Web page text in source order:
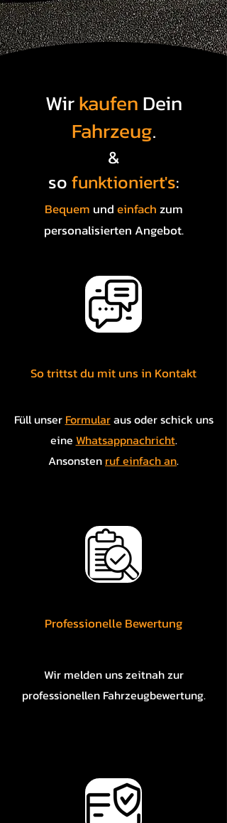
WirkaufenDein
Fahrzeug.
&
sofunktioniert's:
Bequem undeinfachzum
personalisierten Angebot.
So trittst du mit uns in Kontakt
Füll unser Formularaus oder schick uns
eine Whatsappnachricht.
Ansonsten ruf einfach an.
Professionelle Bewertung
Wir melden uns zeitnah zur
professionellen Fahrzeugbewertung.